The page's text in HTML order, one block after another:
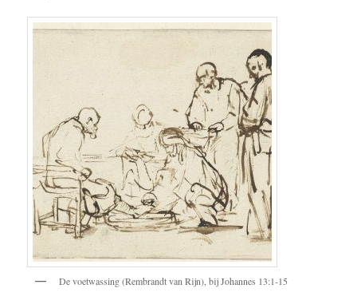
De voetwassing (Rembrandt van Rijn), bij Johannes 13:1-15